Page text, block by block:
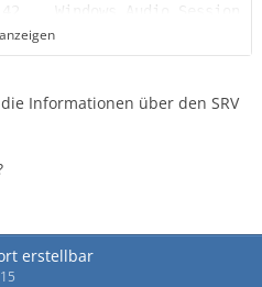
Informationen über den SRV
erstellbar